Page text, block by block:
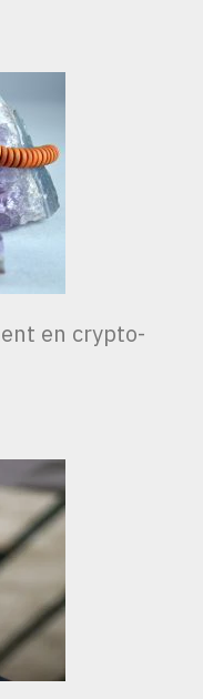
en crypto-